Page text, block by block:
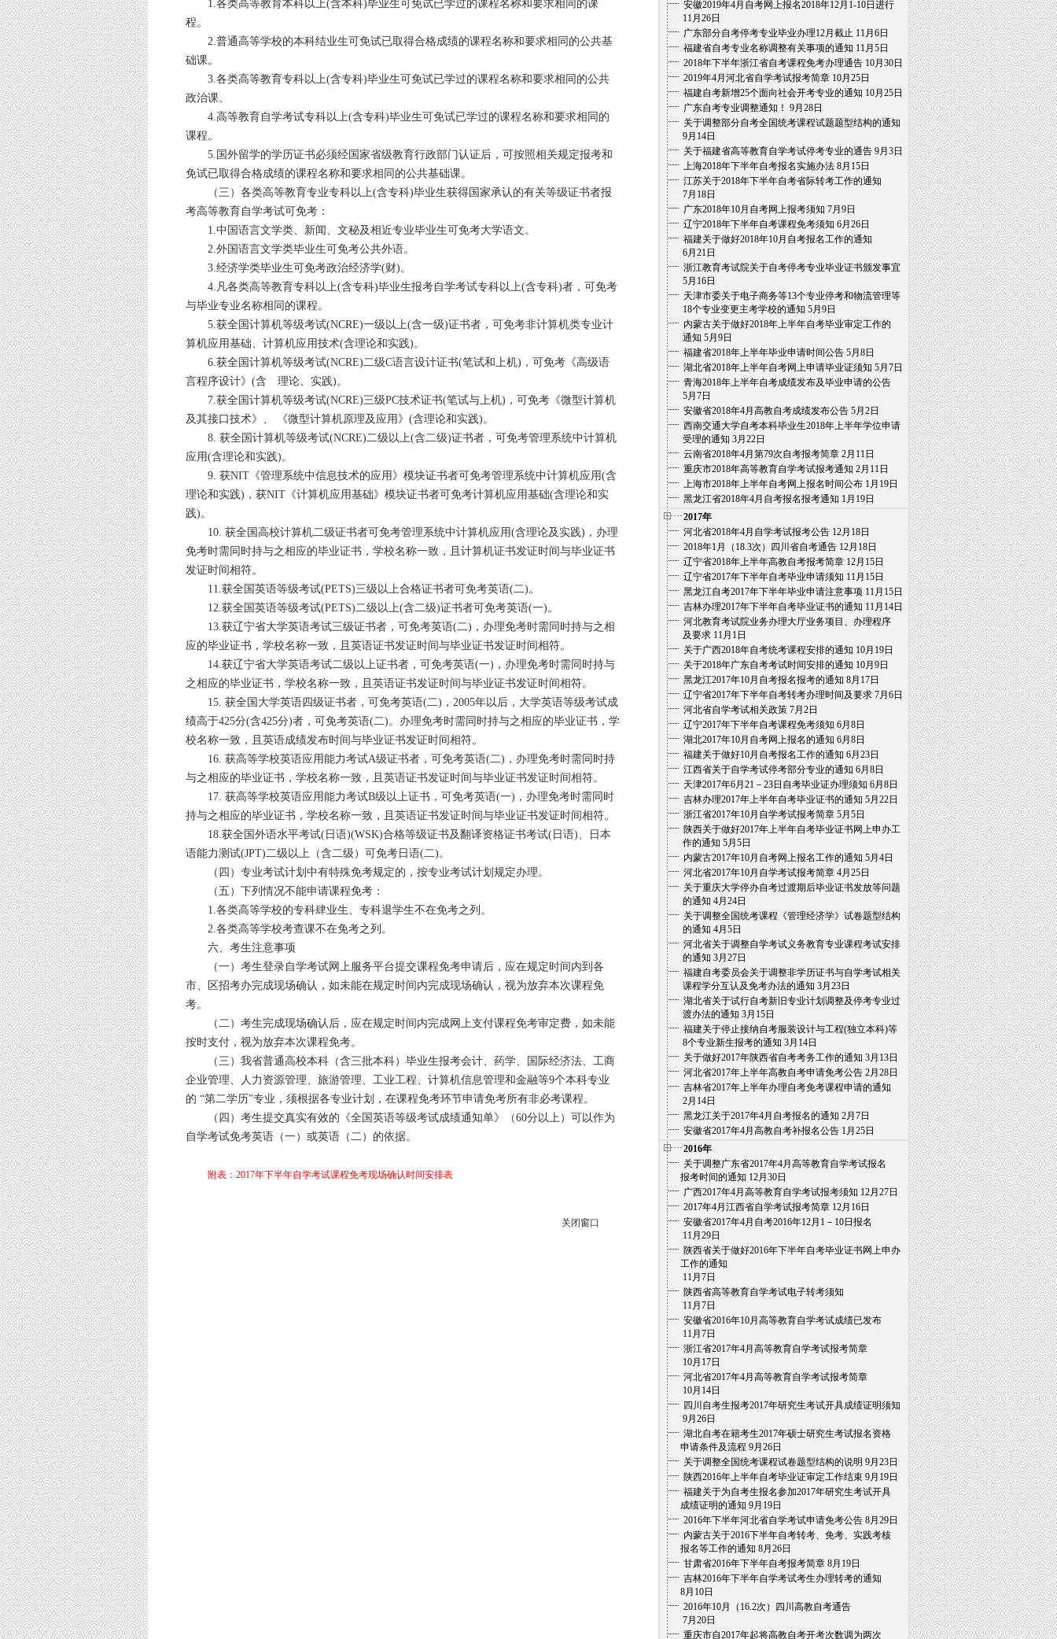
1.各类高等教育本科以上(含本科)毕业生可免试已学过的课程名称和要求相同的课
程。
2.普通高等学校的本科结业生可免试已取得合格成绩的课程名称和要求相同的公共基
础课。
3.各类高等教育专科以上(含专科)毕业生可免试已学过的课程名称和要求相同的公共
政治课。
4.高等教育自学考试专科以上(含专科)毕业生可免试已学过的课程名称和要求相同的
课程。
5.国外留学的学历证书必须经国家省级教育行政部门认证后，可按照相关规定报考和
免试已取得合格成绩的课程名称和要求相同的公共基础课。
（三）各类高等教育专业专科以上(含专科)毕业生获得国家承认的有关等级证书者报
考高等教育自学考试可免考：
1.中国语言文学类、新闻、文秘及相近专业毕业生可免考大学语文。
2.外国语言文学类毕业生可免考公共外语。
3.经济学类毕业生可免考政治经济学(财)。
4.凡各类高等教育专科以上(含专科)毕业生报考自学考试专科以上(含专科)者，可免考
与毕业专业名称相同的课程。
5.获全国计算机等级考试(NCRE)一级以上(含一级)证书者，可免考非计算机类专业计
算机应用基础、计算机应用技术(含理论和实践)。
6.获全国计算机等级考试(NCRE)二级C语言设计证书(笔试和上机)，可免考《高级语
言程序设计》(含 理论、实践)。
7.获全国计算机等级考试(NCRE)三级PC技术证书(笔试与上机)，可免考《微型计算机
及其接口技术》、 《微型计算机原理及应用》(含理论和实践)。
8. 获全国计算机等级考试(NCRE)二级以上(含二级)证书者，可免考管理系统中计算机
应用(含理论和实践)。
9. 获NIT《管理系统中信息技术的应用》模块证书者可免考管理系统中计算机应用(含
理论和实践)，获NIT《计算机应用基础》模块证书者可免考计算机应用基础(含理论和实
践)。
10. 获全国高校计算机二级证书者可免考管理系统中计算机应用(含理论及实践)，办理
免考时需同时持与之相应的毕业证书，学校名称一致，且计算机证书发证时间与毕业证书
发证时间相符。
11.获全国英语等级考试(PETS)三级以上合格证书者可免考英语(二)。
12.获全国英语等级考试(PETS)二级以上(含二级)证书者可免考英语(一)。
13.获辽宁省大学英语考试三级证书者，可免考英语(二)，办理免考时需同时持与之相
应的毕业证书，学校名称一致，且英语证书发证时间与毕业证书发证时间相符。
14.获辽宁省大学英语考试二级以上证书者，可免考英语(一)，办理免考时需同时持与
之相应的毕业证书，学校名称一致，且英语证书发证时间与毕业证书发证时间相符。
15. 获全国大学英语四级证书者，可免考英语(二)，2005年以后，大学英语等级考试成
绩高于425分(含425分)者，可免考英语(二)。办理免考时需同时持与之相应的毕业证书，学
校名称一致，且英语成绩发布时间与毕业证书发证时间相符。
16. 获高等学校英语应用能力考试A级证书者，可免考英语(二)，办理免考时需同时持
与之相应的毕业证书，学校名称一致，且英语证书发证时间与毕业证书发证时间相符。
17. 获高等学校英语应用能力考试B级以上证书，可免考英语(一)，办理免考时需同时
持与之相应的毕业证书，学校名称一致，且英语证书发证时间与毕业证书发证时间相符。
18.获全国外语水平考试(日语)(WSK)合格等级证书及翻译资格证书考试(日语)、日本
语能力测试(JPT)二级以上（含二级）可免考日语(二)。
（四）专业考试计划中有特殊免考规定的，按专业考试计划规定办理。
（五）下列情况不能申请课程免考：
1.各类高等学校的专科肆业生、专科退学生不在免考之列。
2.各类高等学校考查课不在免考之列。
六、考生注意事项
（一）考生登录自学考试网上服务平台提交课程免考申请后，应在规定时间内到各
市、区招考办完成现场确认，如未能在规定时间内完成现场确认，视为放弃本次课程免
考。
（二）考生完成现场确认后，应在规定时间内完成网上支付课程免考审定费，如未能
按时支付，视为放弃本次课程免考。
（三）我省普通高校本科（含三批本科）毕业生报考会计、药学、国际经济法、工商
企业管理、人力资源管理、旅游管理、工业工程、计算机信息管理和金融等9个本科专业
的 “第二学历”专业，须根据各专业计划，在课程免考环节申请免考所有非必考课程。
（四）考生提交真实有效的《全国英语等级考试成绩通知单》（60分以上）可以作为
自学考试免考英语（一）或英语（二）的依据。
附表：2017年下半年自学考试课程免考现场确认时间安排表
关闭窗口
安徽2019年4月自考网上报名2018年12月1-10日进行
11月26日
广东部分自考停考专业毕业办理12月截止 11月6日
福建省自考专业名称调整有关事项的通知 11月5日
2018年下半年浙江省自考课程免考办理通告10月30日
2019年4月河北省自学考试报考简章10月25日
福建自考新增25个面向社会开考专业的通知 10月25日
广东自考专业调整通知！ 9月28日
关于调整部分自考全国统考课程试题题型结构的通知
9月14日
关于福建省高等教育自学考试停考专业的通告9月3日
上海2018年下半年自考报名实施办法8月15日
江苏关于2018年下半年自考省际转考工作的通知
7月18日
广东2018年10月自考网上报考须知 7月9日
辽宁2018年下半年自考课程免考须知 6月26日
福建关于做好2018年10月自考报名工作的通知
6月21日
浙江教育考试院关于自考停考专业毕业证书颁发事宜
5月16日
天津市委关于电子商务等13个专业停考和物流管理等
18个专业变更主考学校的通知 5月9日
内蒙古关于做好2018年上半年自考毕业审定工作的
通知 5月9日
福建省2018年上半年毕业申请时间公告5月8日
湖北省2018年上半年自考网上申请毕业证须知 5月7日
青海2018年上半年自考成绩发布及毕业申请的公告
5月7日
安徽省2018年4月高教自考成绩发布公告5月2日
西南交通大学自考本科毕业生2018年上半年学位申请
受理的通知 3月22日
云南省2018年4月第79次自考报考简章2月11日
重庆市2018年高等教育自学考试报考通知 2月11日
上海市2018年上半年自考网上报名时间公布1月19日
黑龙江省2018年4月自考报名报考通知 1月19日
2017年
河北省2018年4月自学考试报考公告12月18日
2018年1月（18.3次）四川省自考通告12月18日
辽宁省2018年上半年高教自考报考简章12月15日
辽宁省2017年下半年自考毕业申请须知 11月15日
黑龙江自考2017年下半年毕业申请注意事项11月15日
吉林办理2017年下半年自考毕业证书的通知 11月14日
河北教育考试院业务办理大厅业务项目、办理程序
及要求11月1日
关于广西2018年自考统考课程安排的通知 10月19日
关于2018年广东自考考试时间安排的通知 10月9日
黑龙江2017年10月自考报名报考的通知 8月17日
辽宁省2017年下半年自考转考办理时间及要求7月6日
河北省自学考试相关政策7月2日
辽宁2017年下半年自考课程免考须知 6月8日
湖北2017年10月自考网上报名的通知 6月8日
福建关于做好10月自考报名工作的通知 6月23日
江西省关于自学考试停考部分专业的通知 6月8日
天津2017年6月21－23日自考毕业证办理须知 6月8日
吉林办理2017年上半年自考毕业证书的通知 5月22日
浙江省2017年10月自学考试报考简章5月5日
陕西关于做好2017年上半年自考毕业证书网上申办工
作的通知 5月5日
内蒙古2017年10月自考网上报名工作的通知 5月4日
河北省2017年10月自学考试报考简章4月25日
关于重庆大学停办自考过渡期后毕业证书发放等问题
的通知 4月24日
关于调整全国统考课程《管理经济学》试卷题型结构
的通知 4月5日
河北省关于调整自学考试义务教育专业课程考试安排
的通知 3月27日
福建自考委员会关于调整非学历证书与自学考试相关
课程学分互认及免考办法的通知 3月23日
湖北省关于试行自考新旧专业计划调整及停考专业过
渡办法的通知 3月15日
福建关于停止接纳自考服装设计与工程(独立本科)等
8个专业新生报考的通知 3月14日
关于做好2017年陕西省自考考务工作的通知 3月13日
河北省2017年上半年高教自考申请免考公告2月28日
吉林省2017年上半年办理自考免考课程申请的通知
2月14日
黑龙江关于2017年4月自考报名的通知 2月7日
安徽省2017年4月高教自考补报名公告1月25日
2016年
关于调整广东省2017年4月高等教育自学考试报名
报考时间的通知 12月30日
广西2017年4月高等教育自学考试报考须知 12月27日
2017年4月江西省自学考试报考简章12月16日
安徽省2017年4月自考2016年12月1－10日报名
11月29日
陕西省关于做好2016年下半年自考毕业证书网上申办
工作的通知
11月7日
陕西省高等教育自学考试电子转考须知
11月7日
安徽省2016年10月高等教育自学考试成绩已发布
11月7日
浙江省2017年4月高等教育自学考试报考简章
10月17日
河北省2017年4月高等教育自学考试报考简章
10月14日
四川自考生报考2017年研究生考试开具成绩证明须知
9月26日
湖北自考在籍考生2017年硕士研究生考试报名资格
申请条件及流程 9月26日
关于调整全国统考课程试卷题型结构的说明 9月23日
陕西2016年上半年自考毕业证审定工作结束9月19日
福建关于为自考生报名参加2017年研究生考试开具
成绩证明的通知 9月19日
2016年下半年河北省自学考试申请免考公告8月29日
内蒙古关于2016下半年自考转考、免考、实践考核
报名等工作的通知 8月26日
甘肃省2016年下半年自考报考简章8月19日
吉林2016年下半年自学考试考生办理转考的通知
8月10日
2016年10月（16.2次）四川高教自考通告
7月20日
重庆市自2017年起将高教自考开考次数调为两次